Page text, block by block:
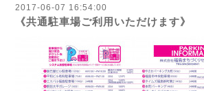
2017-06-07 16:54:00
《共通駐車場ご利用いただけます》